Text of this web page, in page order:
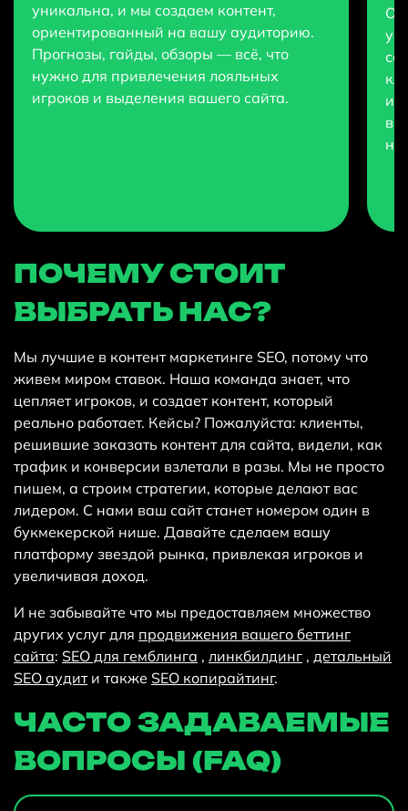
уникальна, и мы создаем контент,
ориентированный на вашу аудиторию.
Прогнозы, гайды, обзоры — всё, что
нужно для привлечения лояльных
игроков и выделения вашего сайта.
ПОЧЕМУ СТОИТ
ВЫБРАТЬ НАС?
Мы лучшие в контент маркетинге SEO, потому что
живем миром ставок. Наша команда знает, что
цепляет игроков, и создает контент, который
реально работает. Кейсы? Пожалуйста: клиенты,
решившие заказать контент для сайта, видели, как
трафик и конверсии взлетали в разы. Мы не просто
пишем, а строим стратегии, которые делают вас
лидером. С нами ваш сайт станет номером один в
букмекерской нише. Давайте сделаем вашу
платформу звездой рынка, привлекая игроков и
увеличивая доход.
И не забывайте что мы предоставляем множество
других услуг для продвижения вашего беттинг
сайта: SEO для гемблинга , линкбилдинг , детальный
SEO аудити также SEO копирайтинг.
ЧАСТО ЗАДАВАЕМЫЕ
ВОПРОСЫ (FAQ)